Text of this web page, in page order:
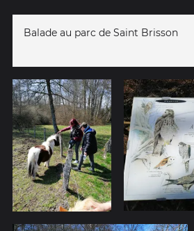
Balade au parc de Saint Brisson